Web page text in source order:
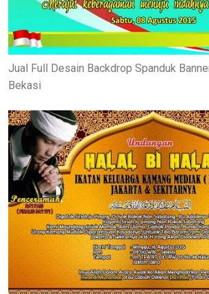
Jual Full Desain Backdrop Spanduk
Bekasi